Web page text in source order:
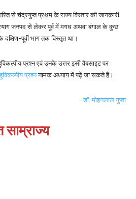
से चंद्रगुप्त प्रथम के राज्य विस्तार की जानकारी
जनपद से लेकर पूर्व में मगध अथवा बंगाल के कुछ
पूर्वी भाग तक विस्तृत था।
प्रश्न एवं उनके उत्तर इसी वैबसाइट पर
प्रश्ननामक अध्याय में पढ़े जा सकते हैं।
-डॉ. मोहनलाल गुप्ता